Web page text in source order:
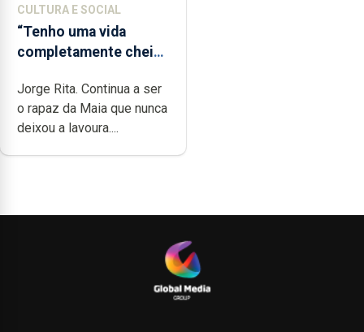
CULTURA E SOCIAL
“Tenho uma vida
completamente cheia
dedicação, gosto e
muita paixão”
Jorge Rita. Continua a ser
o rapaz da Maia que nunca
deixou a lavoura....